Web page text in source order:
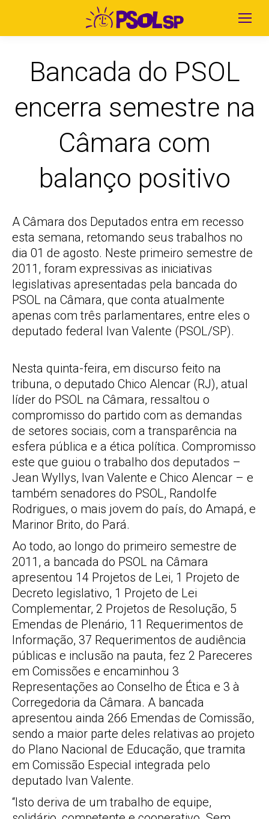
Bancada do PSOL
encerra semestre na
Câmara com
balanço positivo
A Câmara dos Deputados entra em recesso
esta semana, retomando seus trabalhos no
dia 01 de agosto. Neste primeiro semestre de
2011, foram expressivas as iniciativas
legislativas apresentadas pela bancada do
PSOL na Câmara, que conta atualmente
apenas com três parlamentares, entre eles o
deputado federal Ivan Valente (PSOL/SP).
Nesta quinta-feira, em discurso feito na
tribuna, o deputado Chico Alencar (RJ), atual
líder do PSOL na Câmara, ressaltou o
compromisso do partido com as demandas
de setores sociais, com a transparência na
esfera pública e a ética política. Compromisso
este que guiou o trabalho dos deputados –
Jean Wyllys, Ivan Valente e Chico Alencar – e
também senadores do PSOL, Randolfe
Rodrigues, o mais jovem do país, do Amapá, e
Marinor Brito, do Pará.
Ao todo, ao longo do primeiro semestre de
2011, a bancada do PSOL na Câmara
apresentou 14 Projetos de Lei, 1 Projeto de
Decreto legislativo, 1 Projeto de Lei
Complementar, 2 Projetos de Resolução, 5
Emendas de Plenário, 11 Requerimentos de
Informação, 37 Requerimentos de audiência
públicas e inclusão na pauta, fez 2 Pareceres
em Comissões e encaminhou 3
Representações ao Conselho de Ética e 3 à
Corregedoria da Câmara. A bancada
apresentou ainda 266 Emendas de Comissão,
sendo a maior parte deles relativas ao projeto
do Plano Nacional de Educação, que tramita
em Comissão Especial integrada pelo
deputado Ivan Valente.
“Isto deriva de um trabalho de equipe,